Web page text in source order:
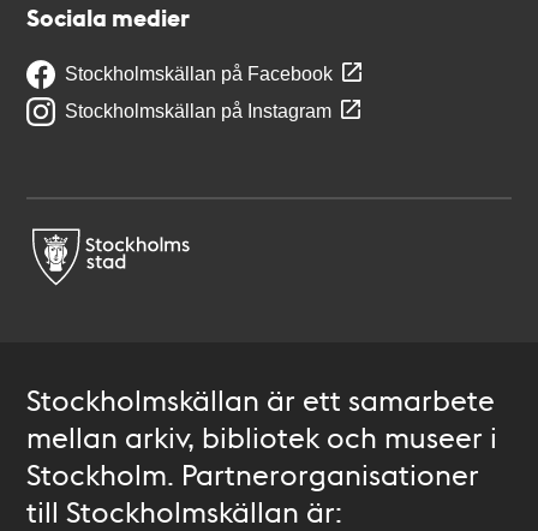
Sociala medier
Stockholmskällan på Facebook
Stockholmskällan på Instagram
Stockholmskällan är ett samarbete
mellan arkiv, bibliotek och museer i
Stockholm. Partnerorganisationer
till Stockholmskällan är: